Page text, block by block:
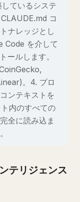
ているシステ
コ
ナレッジとし
Code を介して
ールします。
。4. プロ
ンテキストを
内のすべての
全に読み込ま
テリジェンス